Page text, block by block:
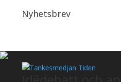
Nyhetsbrev